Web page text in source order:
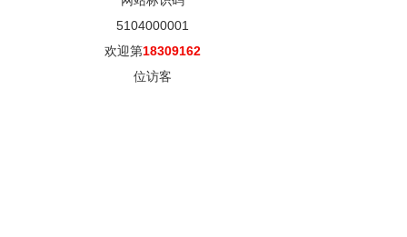
5104000001
欢迎第18309162
位访客